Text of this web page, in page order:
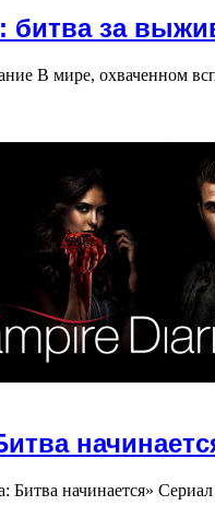
битва за
В мире, охваченном
начинается»